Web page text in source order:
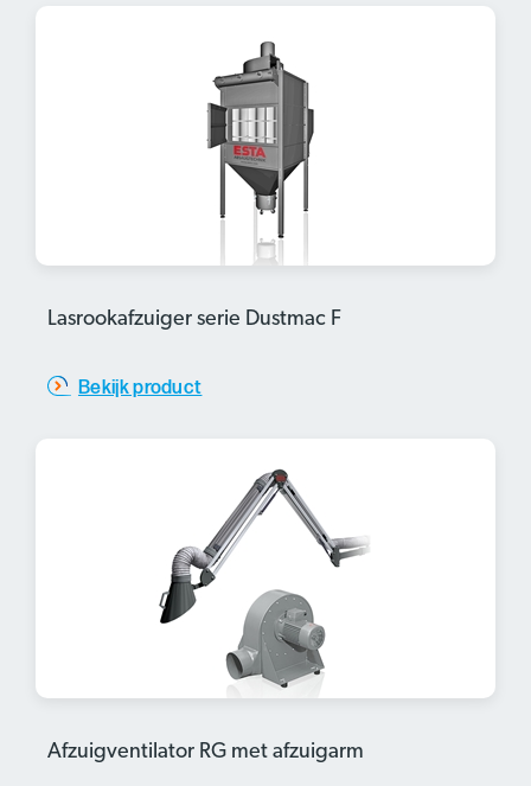
Lasrookafzuiger serie Dustmac F
Bekijk product
Afzuigventilator RG met afzuigarm